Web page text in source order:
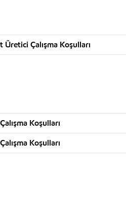
Çalışma Koşulları
Koşulları
Koşulları